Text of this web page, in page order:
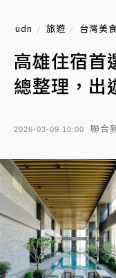
udn 旅遊 台灣美
高雄住宿首
總整理，出
2026-03-09 10:00 聯合